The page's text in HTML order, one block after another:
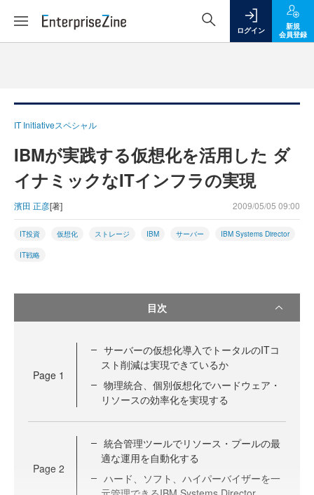
ログイン
新規
会員登録
IT Initiativeスペシャル
IBMが実践する仮想化を活用した ダ
イナミックなITインフラの実現
濱田 正彦[著] 2009/05/05 09:00
IT投資 仮想化 ストレージ IBM サーバー IBM Systems Director
IT戦略
目次
Page 1
サーバーの仮想化導入でトータルのITコ
スト削減は実現できているか
物理統合、個別仮想化でハードウェア・
リソースの効率化を実現する
Page 2
統合管理ツールでリソース・プールの最
適な運用を自動化する
ハード、ソフト、ハイパーバイザーを一